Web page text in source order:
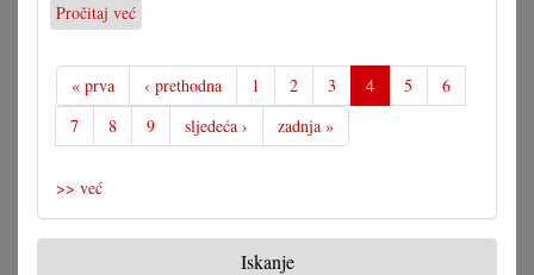
Pročitaj već
Čitanje
s
Lidijom
Dimovska
« prva ‹ prethodna 1 2 3 4 5
6
7
8 9 sljedeća › zadnja »
>> već
Iskanje